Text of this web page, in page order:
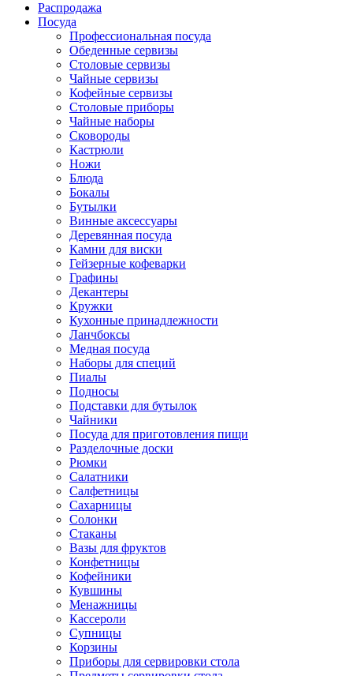
Распродажа
Посуда
Профессиональная посуда
Обеденные сервизы
Столовые сервизы
Чайные сервизы
Кофейные сервизы
Столовые приборы
Чайные наборы
Сковороды
Кастрюли
Ножи
Блюда
Бокалы
Бутылки
Винные аксессуары
Деревянная посуда
Камни для виски
Гейзерные кофеварки
Графины
Декантеры
Кружки
Кухонные принадлежности
Ланчбоксы
Медная посуда
Наборы для специй
Пиалы
Подносы
Подставки для бутылок
Чайники
Посуда для приготовления пищи
Разделочные доски
Рюмки
Салатники
Салфетницы
Сахарницы
Солонки
Стаканы
Вазы для фруктов
Конфетницы
Кофейники
Кувшины
Менажницы
Кассероли
Супницы
Корзины
Приборы для сервировки стола